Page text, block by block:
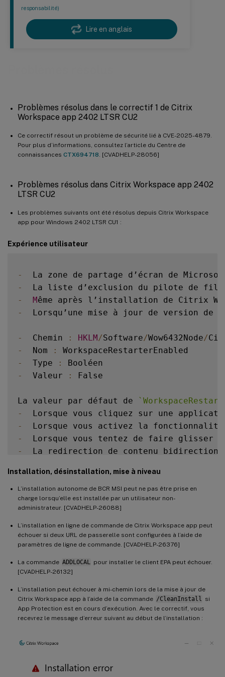
responsabilité)
Lire en anglais
Problèmes résolus dans le correctif 1 de Citrix
Workspace app 2402 LTSR CU2
Ce correctif résout un problème de sécurité lié à CVE-2025-4879.
Pour plus d’informations, consultez l’article du Centre de
connaissances CTX694718. [CVADHELP-28056]
Problèmes résolus dans Citrix Workspace app 2402
LTSR CU2
Les problèmes suivants ont été résolus depuis Citrix Workspace
app pour Windows 2402 LTSR CU1 :
Expérience utilisateur
-
La zone de partage d’écran de
-
La liste d’exclusion du pilote de
-
Même après l’installation de Citrix
-
  Lorsqu’une mise à jour de version de
-
  Chemin
: HKLM/Software/Wow6432Node/
-
  Nom
:
-
  Type
:
-
  Valeur
: False
La valeur par défaut de `
-
Lorsque vous cliquez sur une
-
Lorsque vous activez la
-
Lorsque vous tentez de faire glisser
-
La redirection de contenu
-
Après la mise à niveau vers Citrix
-
Lorsque vous déplacez une fenêtre
Installation, désinstallation, mise à niveau
L’installation autonome de BCR MSI peut ne pas être prise en
charge lorsqu’elle est installée par un utilisateur non-
administrateur. [CVADHELP-26088]
L’installation en ligne de commande de Citrix Workspace app peut
échouer si deux URL de passerelle sont configurées à l’aide de
paramètres de ligne de commande. [CVADHELP-26376]
La commande ADDLOCAL pour installer le client EPA peut échouer.
[CVADHELP-26132]
L’installation peut échouer à mi-chemin lors de la mise à jour de
Citrix Workspace app à l’aide de la commande /CleanInstall si
App Protection est en cours d’exécution. Avec le correctif, vous
recevrez le message d’erreur suivant au début de l’installation :